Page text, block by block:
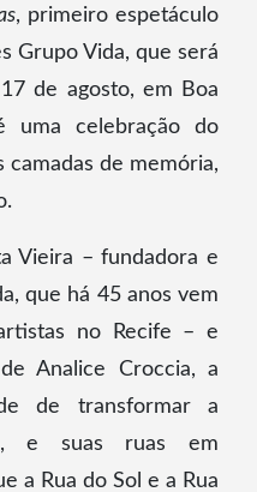
, primeiro espetáculo
Grupo Vida, que será
de agosto, em Boa
uma celebração do
camadas de memória,
Vieira – fundadora e
que há 45 anos vem
no Recife – e
Analice Croccia, a
de transformar a
e suas ruas em
a Rua do Sol e a Rua